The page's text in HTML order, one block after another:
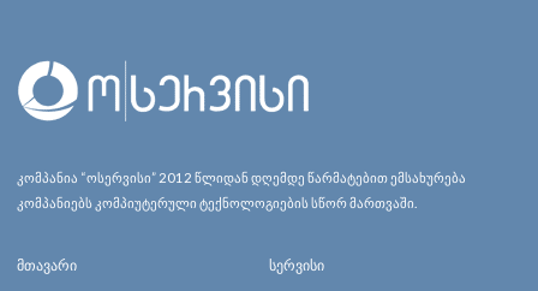
კომპანია “ოსერვისი” 2012 წლიდან დღემდე წარმატებით ემსახურება
კომპანიებს კომპიუტერული ტექნოლოგიების სწორ მართვაში.
მთავარი სერვისი